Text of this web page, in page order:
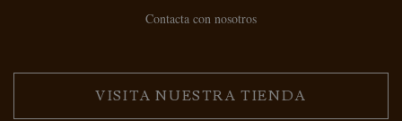
Contacta con nosotros
VISITA NUESTRA TIENDA